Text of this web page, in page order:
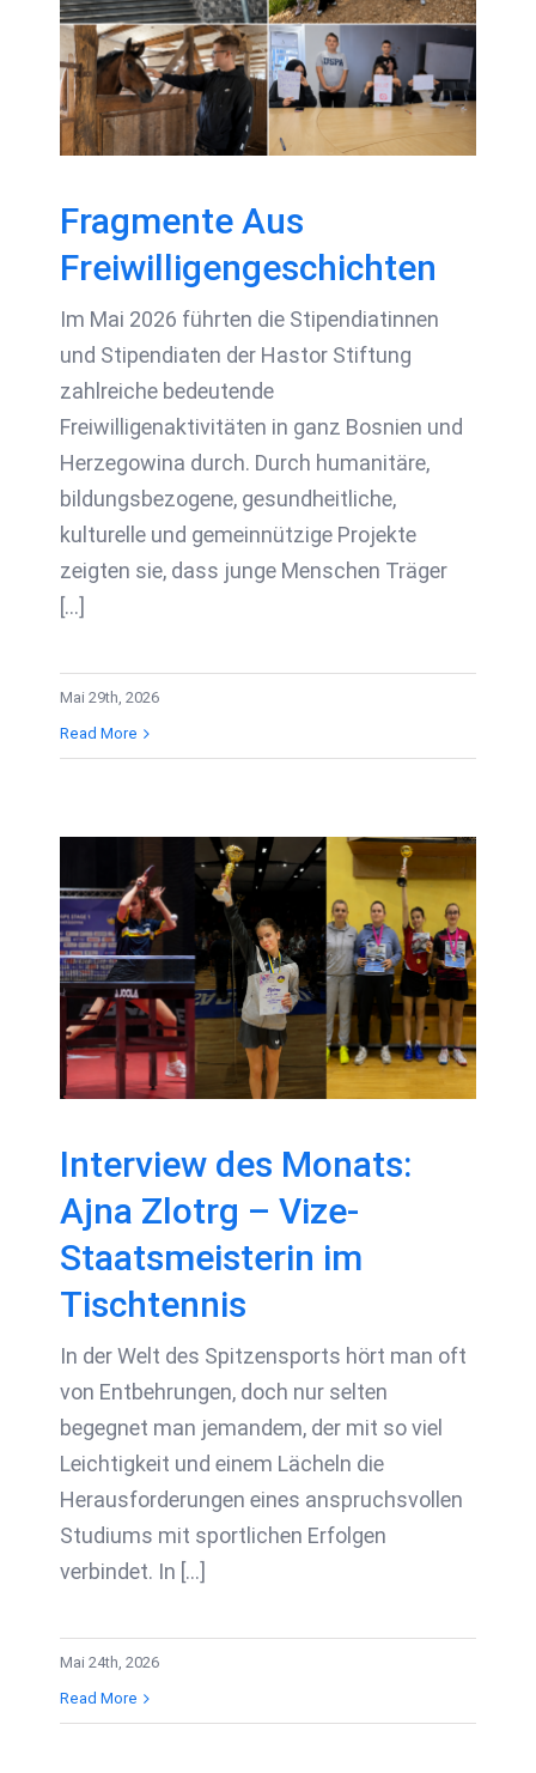
Freiwilligengeschichten
Fragmente Aus
Freiwilligengeschichten
Im Mai 2026 führten die Stipendiatinnen
und Stipendiaten der Hastor Stiftung
zahlreiche bedeutende
Freiwilligenaktivitäten in ganz Bosnien und
Herzegowina durch. Durch humanitäre,
bildungsbezogene, gesundheitliche,
kulturelle und gemeinnützige Projekte
zeigten sie, dass junge Menschen Träger
[...]
Mai 29th, 2026
Read More
Interview des
Monats: Ajna Zlotrg
– Vize-
Staatsmeisterin im
Tischtennis
Interview des Monats:
Ajna Zlotrg – Vize-
Staatsmeisterin im
Tischtennis
In der Welt des Spitzensports hört man oft
von Entbehrungen, doch nur selten
begegnet man jemandem, der mit so viel
Leichtigkeit und einem Lächeln die
Herausforderungen eines anspruchsvollen
Studiums mit sportlichen Erfolgen
verbindet. In [...]
Mai 24th, 2026
Read More